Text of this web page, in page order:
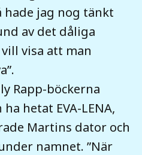
jag nog tänkt
av det dåliga
visa att man
Rapp-böckerna
hetat EVA-LENA,
Martins dator och
namnet. ”När